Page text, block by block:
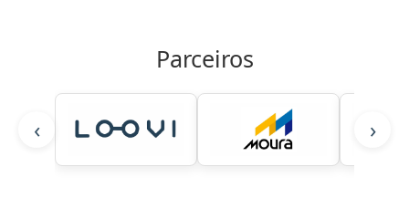
Parceiros
‹ ›